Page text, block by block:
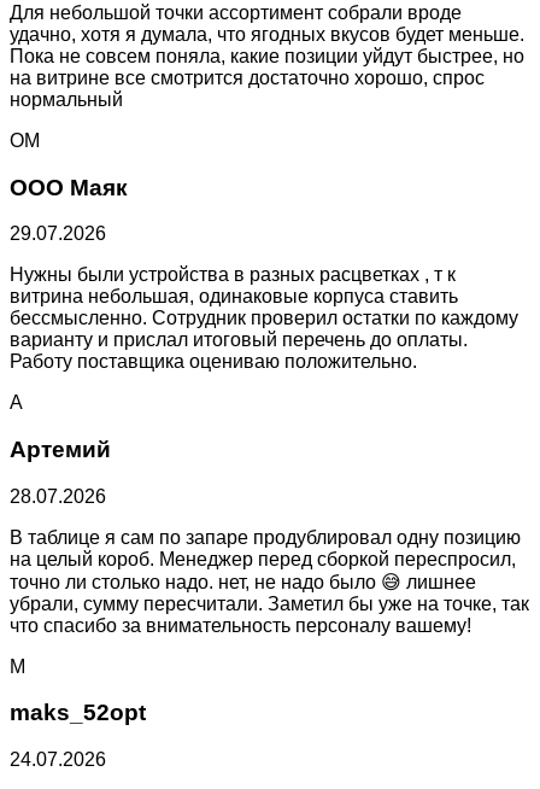
Для небольшой точки ассортимент собрали вроде
удачно, хотя я думала, что ягодных вкусов будет меньше.
Пока не совсем поняла, какие позиции уйдут быстрее, но
на витрине все смотрится достаточно хорошо, спрос
нормальный
ОМ
ООО Маяк
29.07.2026
Нужны были устройства в разных расцветках , т к
витрина небольшая, одинаковые корпуса ставить
бессмысленно. Сотрудник проверил остатки по каждому
варианту и прислал итоговый перечень до оплаты.
Работу поставщика оцениваю положительно.
А
Артемий
28.07.2026
В таблице я сам по запаре продублировал одну позицию
на целый короб. Менеджер перед сборкой переспросил,
точно ли столько надо. нет, не надо было 😅 лишнее
убрали, сумму пересчитали. Заметил бы уже на точке, так
что спасибо за внимательность персоналу вашему!
M
maks_52opt
24.07.2026